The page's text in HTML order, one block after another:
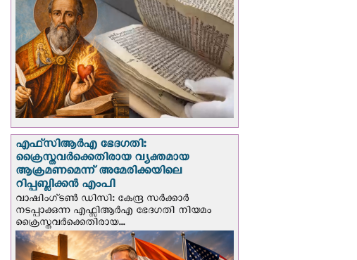
എഫ്‌സി‌ആര്‍‌എ ഭേദഗതി:
ക്രൈസ്തവർക്കെതിരായ വ്യക്തമായ
ആക്രമണമെന്ന് അമേരിക്കയിലെ
റിപ്പബ്ലിക്കൻ എംപി
വാഷിംഗ്ടണ്‍ ഡി‌സി: കേന്ദ്ര സർക്കാർ
നടപ്പാക്കുന്ന എഫ്സിആർഎ ഭേദഗതി നിയമം
ക്രൈസ്തവർക്കെതിരായ...